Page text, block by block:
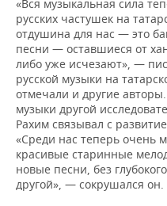
«Вся музыкальная сила
русских частушек на
отдушина для нас — это
песни — оставшиеся от
либо уже исчезают», —
русской музыки на
отмечали и другие
музыки другой
Рахим связывал с
«Среди нас теперь очень
красивые старинные
новые песни, без
другой», — сокрушался он.